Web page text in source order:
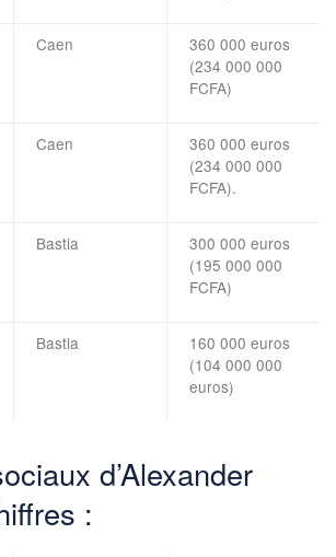
Caen
360 000 euros
(234 000 000
FCFA)
Caen
360 000 euros
(234 000 000
FCFA).
Bastia
300 000 euros
(195 000 000
FCFA)
Bastia
160 000 euros
(104 000 000
euros)
d’Alexander
: